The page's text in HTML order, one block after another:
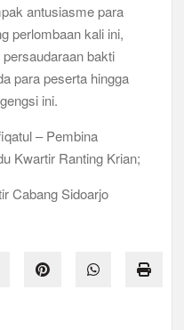
antusiasme para
perlombaan kali ini,
bakti
para peserta hingga
ini.
– Pembina
Kwartir Ranting Krian;
Cabang Sidoarjo